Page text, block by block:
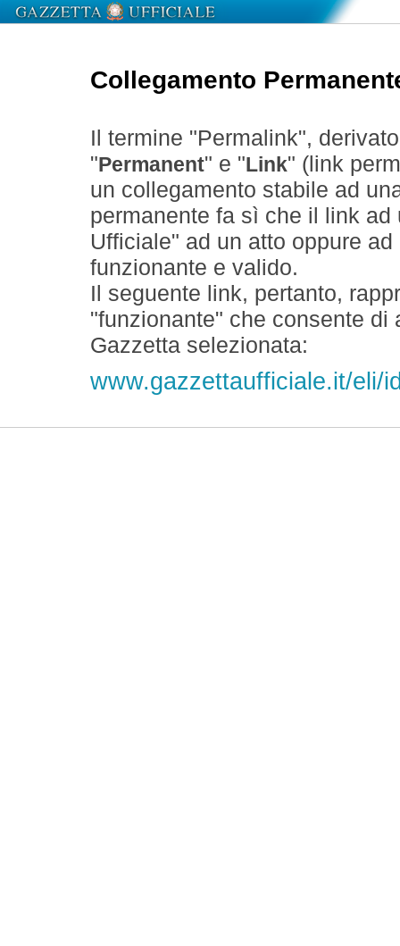
Collegamento
Il termine "Permalink",
" Permanent" e " Link" (link
un collegamento stabile ad
permanente fa sì che il link
Ufficiale" ad un atto oppure
funzionante e valido.
Il seguente link, pertanto,
"funzionante" che consente
Gazzetta selezionata:
www.gazzettaufficiale.it/eli/